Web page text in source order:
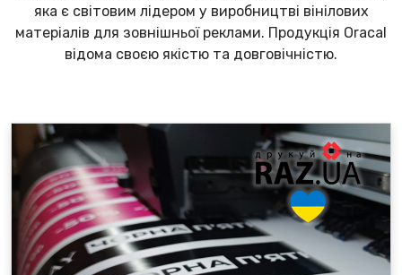
яка є світовим лідером у виробництві вінілових
матеріалів для зовнішньої реклами. Продукція Oracal
відома своєю якістю та довговічністю.